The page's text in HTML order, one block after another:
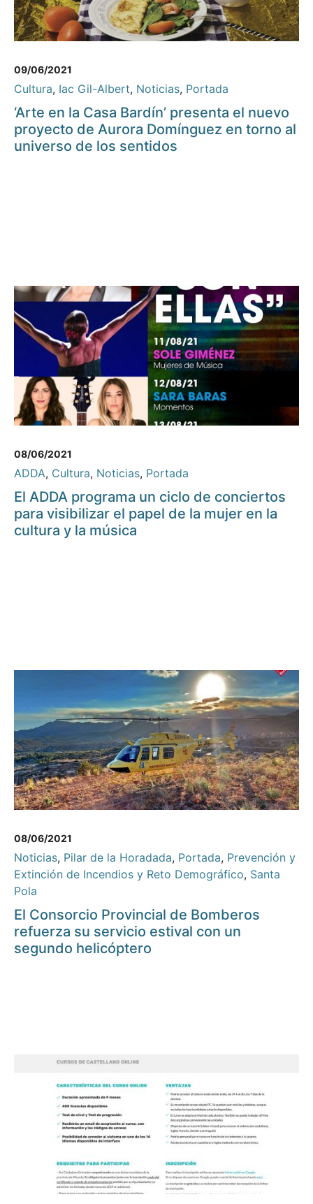
09/06/2021
Cultura, Iac Gil-Albert, Noticias, Portada
‘Arte en la Casa Bardín’ presenta el nuevo
proyecto de Aurora Domínguez en torno al
universo de los sentidos
08/06/2021
ADDA, Cultura, Noticias, Portada
El ADDA programa un ciclo de conciertos
para visibilizar el papel de la mujer en la
cultura y la música
08/06/2021
Noticias, Pilar de la Horadada, Portada, Prevención y
Extinción de Incendios y Reto Demográfico, Santa
Pola
El Consorcio Provincial de Bomberos
refuerza su servicio estival con un
segundo helicóptero